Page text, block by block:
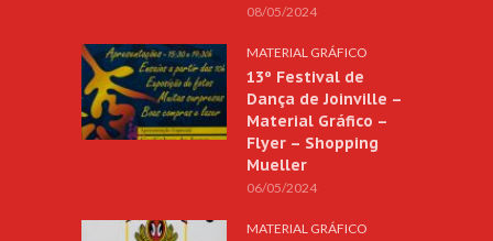
08/05/2024
MATERIAL GRÁFICO
13º Festival de
Dança de Joinville –
Material Gráfico –
Flyer – Shopping
Mueller
06/05/2024
MATERIAL GRÁFICO